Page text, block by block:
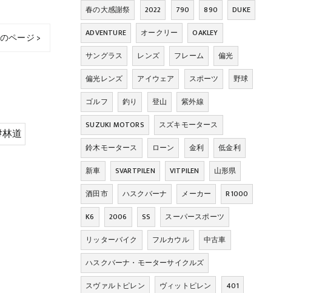
ページ >
道
春の大感謝祭
2022 790 890
DUKE
ADVENTURE
オークリー
OAKLEY
サングラス
レンズ フレーム
偏光
偏光レンズ
アイウェア スポーツ
野球
ゴルフ
釣り 登山
紫外線
SUZUKI MOTORS
スズキモータース
鈴木モータース
ローン 金利
低金利
新車
SVARTPILEN VITPILEN
山形県
酒田市
ハスクバーナ メーカー
R1000
K6
2006 SS
スーパースポーツ
リッターバイク
フルカウル
中古車
ハスクバーナ・モーターサイクルズ
スヴァルトピレン
ヴィットピレン
401